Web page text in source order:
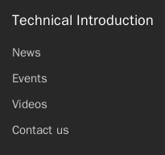
蔡明城
陳俊沐
Technical Introduction
News
Events
Videos
Contact us